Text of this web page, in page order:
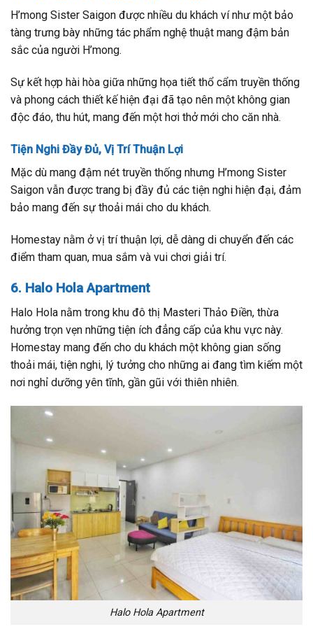
H’mong Sister Saigon được nhiều du khách ví như một bảo
tàng trưng bày những tác phẩm nghệ thuật mang đậm bản
sắc của người H’mong.
Sự kết hợp hài hòa giữa những họa tiết thổ cẩm truyền thống
và phong cách thiết kế hiện đại đã tạo nên một không gian
độc đáo, thu hút, mang đến một hơi thở mới cho căn nhà.
Tiện Nghi Đầy Đủ, Vị Trí Thuận Lợi
Mặc dù mang đậm nét truyền thống nhưng H’mong Sister
Saigon vẫn được trang bị đầy đủ các tiện nghi hiện đại, đảm
bảo mang đến sự thoải mái cho du khách.
Homestay nằm ở vị trí thuận lợi, dễ dàng di chuyển đến các
điểm tham quan, mua sắm và vui chơi giải trí.
6. Halo Hola Apartment
Halo Hola nằm trong khu đô thị Masteri Thảo Điền, thừa
hưởng trọn vẹn những tiện ích đẳng cấp của khu vực này.
Homestay mang đến cho du khách một không gian sống
thoải mái, tiện nghi, lý tưởng cho những ai đang tìm kiếm một
nơi nghỉ dưỡng yên tĩnh, gần gũi với thiên nhiên.
Halo Hola Apartment